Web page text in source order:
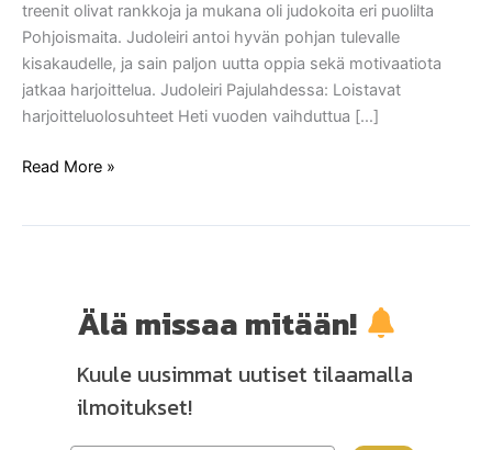
treenit olivat rankkoja ja mukana oli judokoita eri puolilta
Pohjoismaita. Judoleiri antoi hyvän pohjan tulevalle
kisakaudelle, ja sain paljon uutta oppia sekä motivaatiota
jatkaa harjoittelua. Judoleiri Pajulahdessa: Loistavat
harjoitteluolosuhteet Heti vuoden vaihduttua […]
Read More »
Älä missaa mitään!
Kuule uusimmat uutiset tilaamalla
ilmoitukset!